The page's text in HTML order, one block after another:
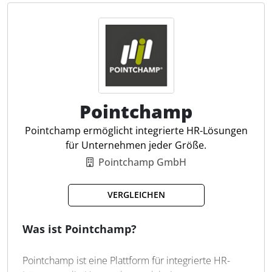
an spezifische Kanzlei- und
Bewerbermanagement
Automatisierte Workflows
Multiposting von Stellen
Self-Service für Mitarbeiter
Zeitwirtschaft & Zeiterfassung
Talentmanagement
KI-gestützte HR-Prozesse
Analyse & Reporting
Pointchamp
Pointchamp ermöglicht integrierte HR-Lösungen
für Unternehmen jeder Größe.
Pointchamp GmbH
VERGLEICHEN
Was ist Pointchamp?
Pointchamp ist eine Plattform für integrierte HR-